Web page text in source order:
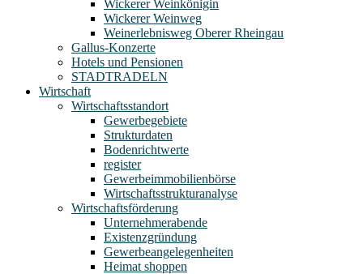
Wickerer Weinkönigin
Wickerer Weinweg
Weinerlebnisweg Oberer Rheingau
Gallus-Konzerte
Hotels und Pensionen
STADTRADELN
Wirtschaft
Wirtschaftsstandort
Gewerbegebiete
Strukturdaten
Bodenrichtwerte
register
Gewerbeimmobilienbörse
Wirtschaftsstrukturanalyse
Wirtschaftsförderung
Unternehmerabende
Existenzgründung
Gewerbeangelegenheiten
Heimat shoppen